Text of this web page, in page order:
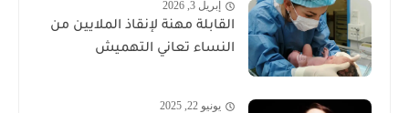
إبريل 3, 2026
القابلة مهنة لإنقاذ الملايين من
النساء تعاني التهميش
يونيو 22, 2025